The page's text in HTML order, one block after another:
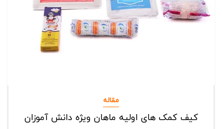
مقاله
کیف کمک های اولیه ماهان ویژه دانش آموزان